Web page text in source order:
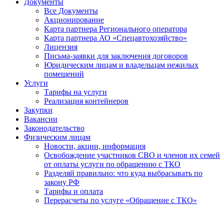
Все Документы
Акционирование
Карта партнера Регионального оператора
Карта партнера АО «Спецавтохозяйство»
Лицензия
Письма-заявки для заключения договоров
Юридическим лицам и владельцам нежилых
помещений
Услуги
Тарифы на услуги
Реализация контейнеров
Закупки
Вакансии
Законодательство
Физическим лицам
Новости, акции, информация
Освобождение участников СВО и членов их семей
от оплаты услуги по обращению с ТКО
Разделяй правильно: что куда выбрасывать по
закону РФ
Тарифы и оплата
Перерасчеты по услуге «Обращение с ТКО»